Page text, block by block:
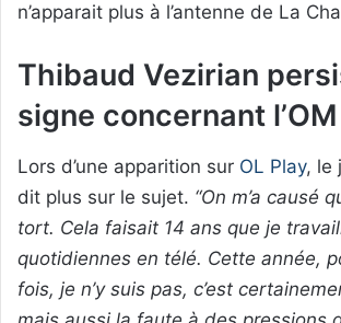
n’apparait plus à l’antenne de La
Thibaud Vezirian
signe concernant l’OM
Lors d’une apparition sur OL Play, le
dit plus sur le sujet. “On m’a causé
tort. Cela faisait 14 ans que je
quotidiennes en télé. Cette année,
fois, je n’y suis pas, c’est